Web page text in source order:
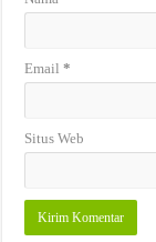
Email*
Situs Web